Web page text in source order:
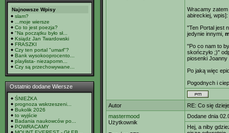
Najnowsze Wpisy
slam?
...moje wiersze
Co to jest poezja?
"Na początku było sł...
Ksiądz Jan Twardowski
FRASZKI
Czy ten portal "umarł"?
Bank wysokooprocento...
playlista- niezapomn...
Czy są przechowywane...
Ostatnio dodane Wiersze
ŚNIEŻKA
prognoza wskrzeszeni...
Bukolik 2026
to wyjście
Badania naukowców po...
POWRACAMY
Wracamy zatem
abireckiej, wpis]:
"Ten Portal jest
jedynie innymi,
"Po co nam to
skończyło ;)"
piosenki Joanny
Po jaką więc
Pogodnych i
Autor
RE: Co się
mastermood
Użytkownik
Dodane dnia
Hej, a niby